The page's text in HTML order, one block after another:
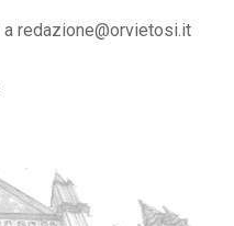
redazione@orvietosi.it